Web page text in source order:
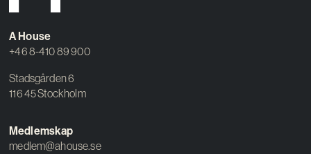
A House
+46 8-410 89 900
Stadsgården 6
116 45 Stockholm
Medlemskap
medlem@ahouse.se